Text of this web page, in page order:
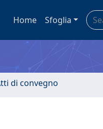
Home Sfoglia
di convegno